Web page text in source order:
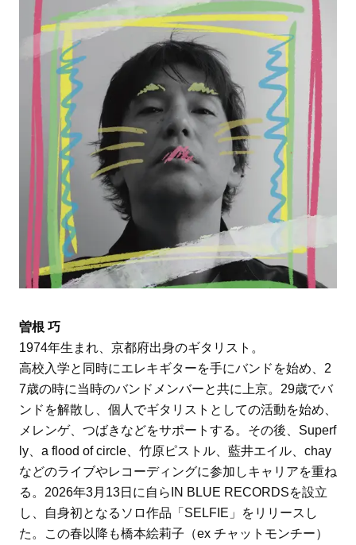
曽根 巧
1974年生まれ、京都府出身のギタリスト。
高校入学と同時にエレキギターを手にバンドを始め、2
7歳の時に当時のバンドメンバーと共に上京。29歳でバ
ンドを解散し、個人でギタリストとしての活動を始め、
メレンゲ、つばきなどをサポートする。その後、Superf
ly、a flood of circle、竹原ピストル、藍井エイル、chay
などのライブやレコーディングに参加しキャリアを重ね
る。2026年3月13日に自らIN BLUE RECORDSを設立
し、自身初となるソロ作品「SELFIE」をリリースし
た。この春以降も橋本絵莉子（ex チャットモンチー）